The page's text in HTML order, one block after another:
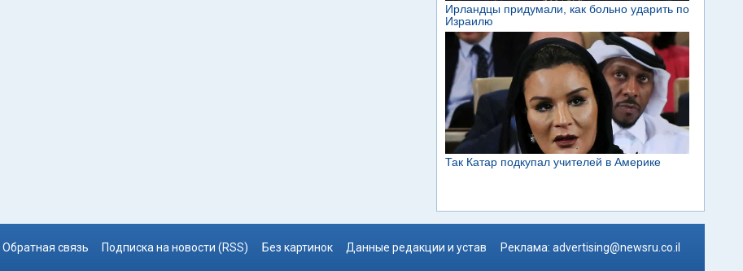
Обратная связь Подписка на новости (RSS) Без картинок Данные редакции и устав Реклама: advertising@newsru.co.il